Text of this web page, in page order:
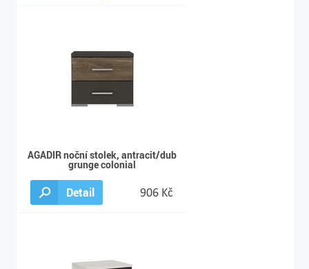
AGADIR noční stolek, antracit/dub
grunge colonial
Detail 906 Kč